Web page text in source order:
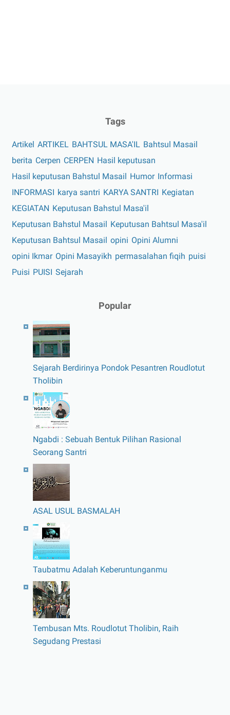
Tags
Artikel ARTIKEL BAHTSUL MASA'IL Bahtsul Masail
berita Cerpen CERPEN Hasil keputusan
Hasil keputusan Bahstul Masail
Humor Informasi
INFORMASI karya santri KARYA SANTRI Kegiatan
KEGIATAN Keputusan Bahstul Masa'il
Keputusan Bahstul Masail
Keputusan Bahtsul Masa'il
Keputusan Bahtsul Masail opini Opini Alumni
opini Ikmar Opini Masayikh permasalahan fiqih puisi
Puisi PUISI Sejarah
Popular
Sejarah Berdirinya Pondok Pesantren Roudlotut
Tholibin
Ngabdi : Sebuah Bentuk Pilihan Rasional
Seorang Santri
ASAL USUL BASMALAH
Taubatmu Adalah Keberuntunganmu
Tembusan Mts. Roudlotut Tholibin, Raih
Segudang Prestasi